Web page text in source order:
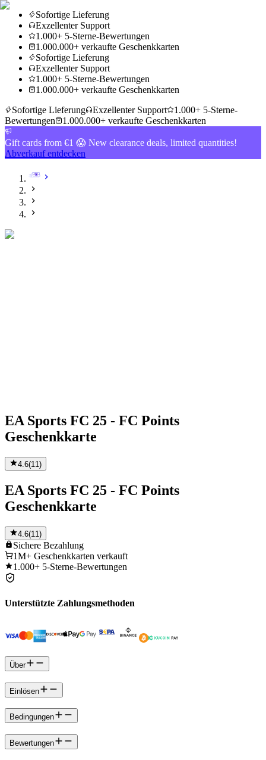
Sofortige Lieferung
Exzellenter Support
1.000+ 5-Sterne-Bewertungen
1.000.000+ verkaufte Geschenkkarten
Sofortige Lieferung
Exzellenter Support
1.000+ 5-Sterne-Bewertungen
1.000.000+ verkaufte Geschenkkarten
Sofortige Lieferung
Exzellenter Support
1.000+ 5-Sterne-
Bewertungen
1.000.000+ verkaufte Geschenkkarten
Gift cards from €1 😱 New clearance deals, limited quantities!
Abverkauf entdecken
EA Sports FC 25 - FC Points
Geschenkkarte
4.6(11 )
EA Sports FC 25 - FC Points
Geschenkkarte
4.6(11)
Sichere Bezahlung
1M+ Geschenkkarten verkauft
1.000+ 5-Sterne-Bewertungen
Unterstützte Zahlungsmethoden
Über
Einlösen
Bedingungen
Bewertungen